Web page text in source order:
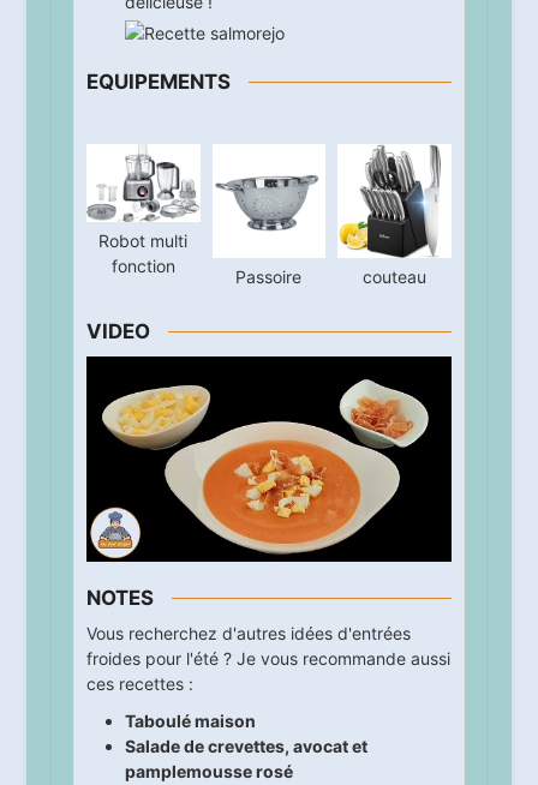
EQUIPEMENTS
Robot multi
fonction
Passoire couteau
VIDEO
NOTES
Vous recherchez d'autres idées d'entrées
froides pour l'été ? Je vous recommande aussi
ces recettes :
Taboulé maison
Salade de crevettes, avocat et
pamplemousse rosé